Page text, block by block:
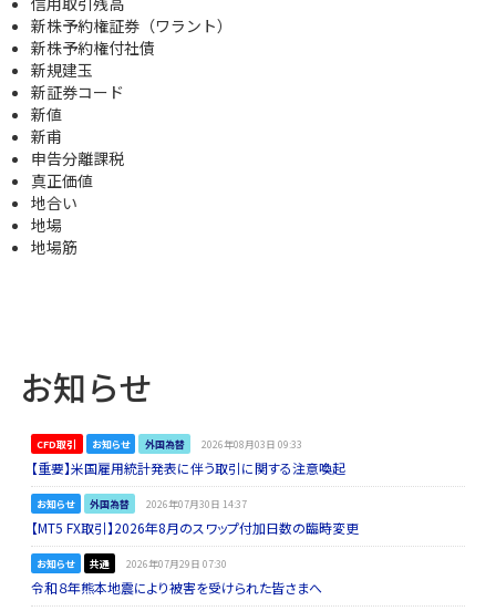
新株予約権証券（ワラント）
新株予約権付社債
新規建玉
新証券コード
新値
新甫
申告分離課税
真正価値
地合い
地場
地場筋
お知らせ
CFD取引 お知らせ 外国為替 2026年08月03日 09:33
【重要】米国雇用統計発表に伴う取引に関する注意喚起
お知らせ 外国為替 2026年07月30日 14:37
【MT5 FX取引】2026年8月のスワップ付加日数の臨時変更
お知らせ 共通 2026年07月29日 07:30
令和８年熊本地震により被害を受けられた皆さまへ